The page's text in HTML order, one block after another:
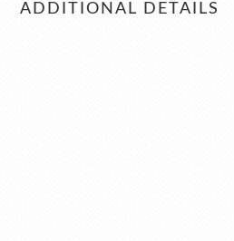
ADDITIONAL DETAILS